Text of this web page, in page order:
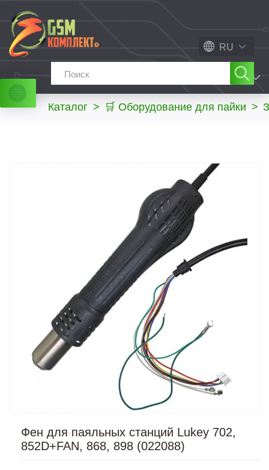
RU
МЕНЮ
Каталог > 🛒 Оборудование для пайки >
Фен для паяльных станций Lukey 702,
852D+FAN, 868, 898 (022088)